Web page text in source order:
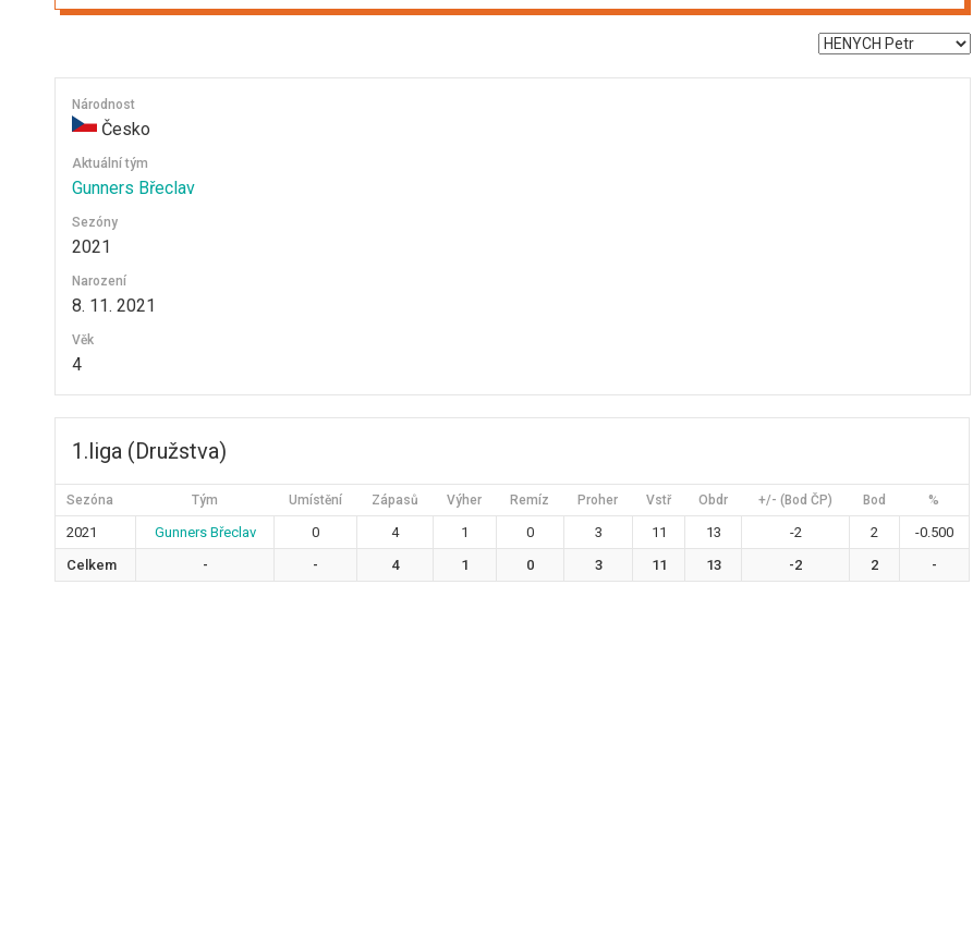
Národnost
Česko
Aktuální tým
Gunners Břeclav
Sezóny
2021
Narození
8. 11. 2021
Věk
4
1.liga (Družstva)
Sezóna Tým Umístění Zápasů Výher Remíz Proher Vstř Obdr +/- (Bod ČP) Bod %
2021 Gunners Břeclav 0 4 1 0 3 11 13 -2 2
-0.500
Celkem
- - 4 1 0 3 11 13 -2 2 -